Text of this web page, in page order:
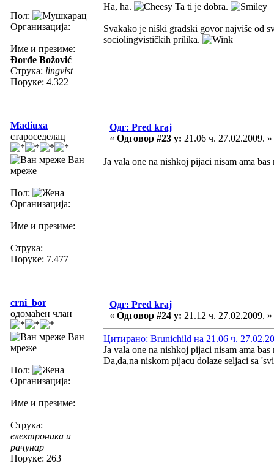
Пол:
Организација:
Име и презиме:
Đorđe Božović
Струка: lingvist
Поруке: 4.322
Ha, ha. Ta ti je dobra.
Svakako je niški gradski govor najviše od
sociolingvističkih prilika.
Madiuxa
староседелац
Ван
мреже
Пол:
Организација:
Име и презиме:
Струка:
Поруке: 7.477
Одг: Pred kraj
« Одговор #23 у: 21.06 ч. 27.02.2009. »
Ja vala one na nishkoj pijaci nisam ama
crni_bor
одомаћен члан
Ван
мреже
Пол:
Организација:
Име и презиме:
Струка:
електроника и
рачунар
Поруке: 263
Одг: Pred kraj
« Одговор #24 у: 21.12 ч. 27.02.2009. »
Цитирано: Brunichild на 21.06 ч.
Ja vala one na nishkoj pijaci nisam ama
Da,da,na niskom pijacu dolaze seljaci sa